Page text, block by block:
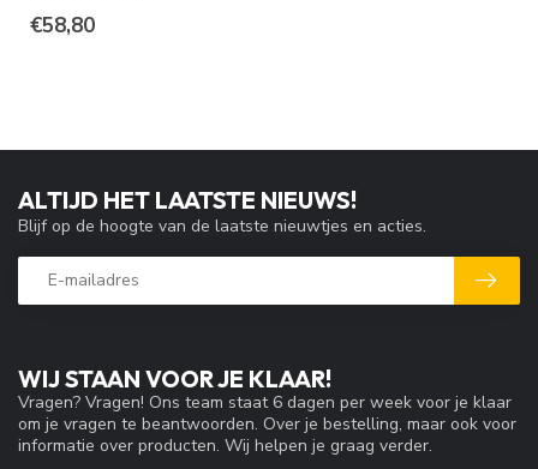
€58,80
WIJ STAAN VOOR JE KLAAR!
Vragen? Vragen! Ons team staat 6 dagen per week voor je klaar
om je vragen te beantwoorden. Over je bestelling, maar ook voor
informatie over producten. Wij helpen je graag verder.
ALTIJD HET LAATSTE NIEUWS!
Blijf op de hoogte van de laatste nieuwtjes en acties.